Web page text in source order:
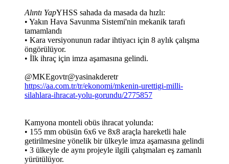
Alıntı YapYHSS sahada da masada da hızlı:
• Yakın Hava Savunma Sistemi'nin mekanik tarafı
tamamlandı
• Kara versiyonunun radar ihtiyacı için 8 aylık çalışma
öngörülüyor.
• İlk ihraç için imza aşamasına gelindi.
@MKEgovtr@yasinakderetr
https://aa.com.tr/tr/ekonomi/mkenin-urettigi-milli-
silahlara-ihracat-yolu-gorundu/2775857
Kamyona monteli obüs ihracat yolunda:
• 155 mm obüsün 6x6 ve 8x8 araçla hareketli hale
getirilmesine yönelik bir ülkeyle imza aşamasına gelindi
• 3 ülkeyle de aynı projeyle ilgili çalışmaları eş zamanlı
yürütülüyor.